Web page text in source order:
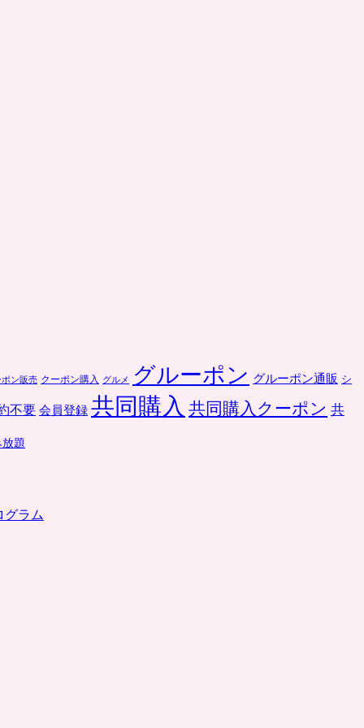
ポン販売 クーポン購入 グルメ グルーポン グルーポン通販 シ
不要 会員登録 共同購入 共同購入クーポン 共
題
グラム